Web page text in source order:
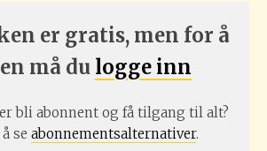
er gratis, men for å
må du logge inn
bli abonnent og få tilgang til alt?
se abonnementsalternativer.